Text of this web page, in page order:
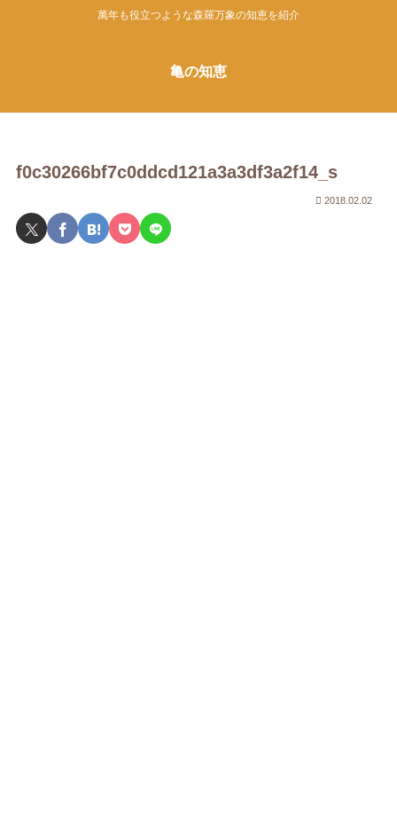
萬年も役立つような森羅万象の知恵を紹介
亀の知恵
f0c30266bf7c0ddcd121a3a3df3a2f14_s
2018.02.02